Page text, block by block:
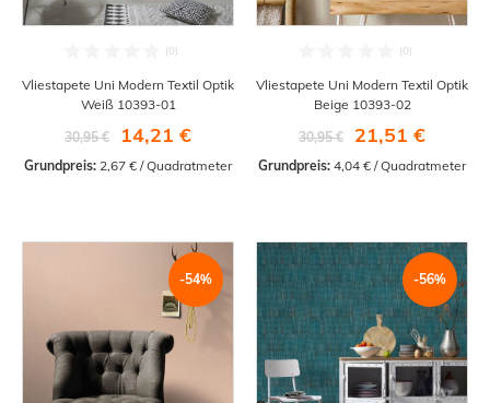
Vliestapete Uni Modern Textil Optik
Weiß 10393-01
30,95 €
14,21 €
Grundpreis: 2,67 € / Quadratmeter
Vliestapete Uni Modern Textil Optik
Beige 10393-02
30,95 €
21,51 €
Grundpreis: 4,04 € / Quadratmeter
-54% -56%